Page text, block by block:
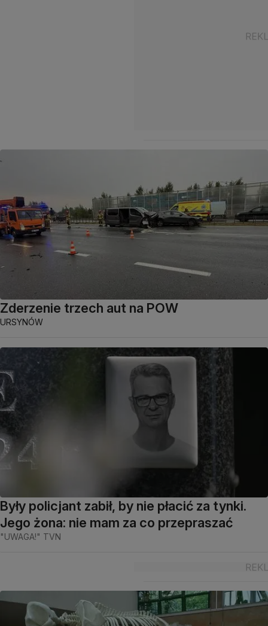
Zderzenie trzech aut na POW
URSYNÓW
Były policjant zabił, by nie płacić za tynki.
Jego żona: nie mam za co przepraszać
"UWAGA!" TVN